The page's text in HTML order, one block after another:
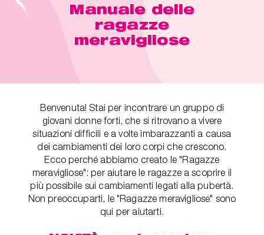
Manuale delle
ragazze
meravigliose
Benvenuta! Stai per incontrare un gruppo di
giovani donne forti, che si ritrovano a vivere
situazioni difficili e a volte imbarazzanti a causa
dei cambiamenti dei loro corpi che crescono.
Ecco perché abbiamo creato le "Ragazze
meravigliose": per aiutare le ragazze a scoprire il
più possibile sui cambiamenti legati alla pubertà.
Non preoccuparti, le "Ragazze meravigliose" sono
qui per aiutarti.